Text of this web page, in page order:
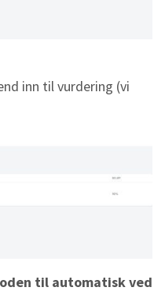
inn til vurdering (vi
til automatisk ved